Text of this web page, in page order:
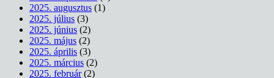
2025. augusztus (1)
2025. július (3)
2025. június (2)
2025. május (2)
2025. április (3)
2025. március (2)
2025. február(2)